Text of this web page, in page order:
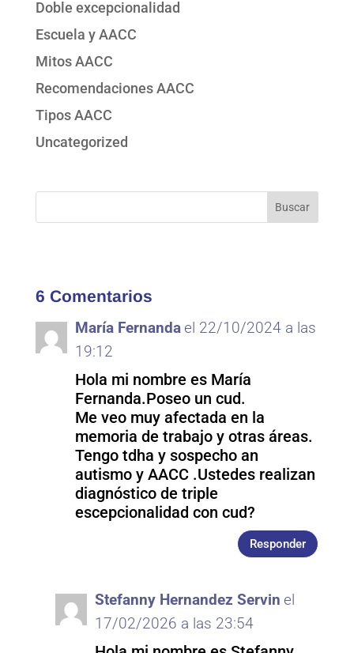
Doble excepcionalidad
Escuela y AACC
Mitos AACC
Recomendaciones AACC
Tipos AACC
Uncategorized
6 Comentarios
María Fernandael 22/10/2024 a las
19:12
Hola mi nombre es María
Fernanda.Poseo un cud.
Me veo muy afectada en la
memoria de trabajo y otras áreas.
Tengo tdha y sospecho an
autismo y AACC .Ustedes realizan
diagnóstico de triple
escepcionalidad con cud?
Responder
Stefanny Hernandez Servin el
17/02/2026 a las 23:54